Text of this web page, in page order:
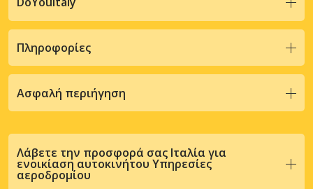
Πληροφορίες
Ασφαλή περιήγηση
Λάβετε την προσφορά σας Ιταλία για
ενοικίαση αυτοκινήτου Υπηρεσίες
αεροδρομίου